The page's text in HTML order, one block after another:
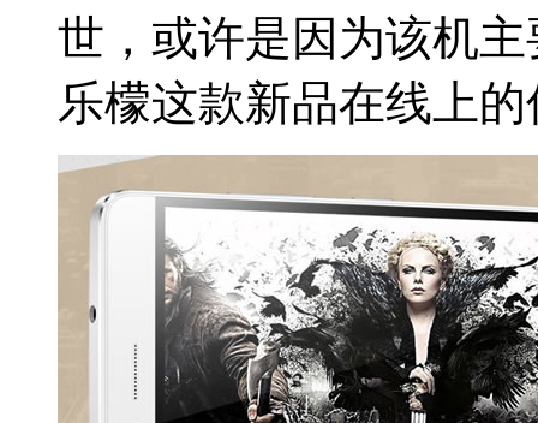
世，或许是因为该机
乐檬这款新品在线上